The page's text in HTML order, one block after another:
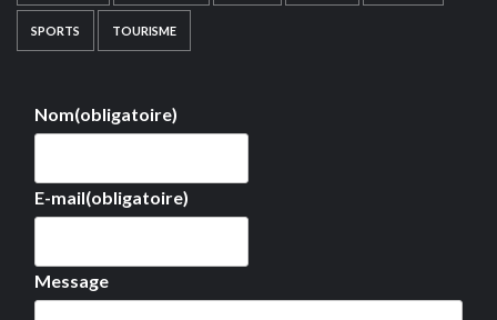
SPORTS TOURISME
Nom(obligatoire)
E-mail(obligatoire)
Message